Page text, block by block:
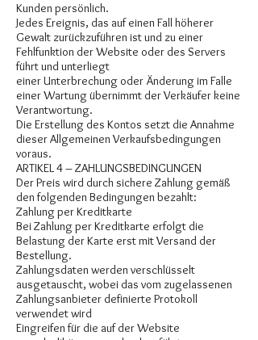
Kunden persönlich.
Jedes Ereignis, das auf einen Fall höherer
Gewalt zurückzuführen ist und zu einer
Fehlfunktion der Website oder des Servers
führt und unterliegt
einer Unterbrechung oder Änderung im Falle
einer Wartung übernimmt der Verkäufer keine
Verantwortung.
Die Erstellung des Kontos setzt die Annahme
dieser Allgemeinen Verkaufsbedingungen
voraus.
ARTIKEL 4 – ZAHLUNGSBEDINGUNGEN
Der Preis wird durch sichere Zahlung gemäß
den folgenden Bedingungen bezahlt:
Zahlung per Kreditkarte
Bei Zahlung per Kreditkarte erfolgt die
Belastung der Karte erst mit Versand der
Bestellung.
Zahlungsdaten werden verschlüsselt
ausgetauscht, wobei das vom zugelassenen
Zahlungsanbieter definierte Protokoll
verwendet wird
Eingreifen für die auf der Website